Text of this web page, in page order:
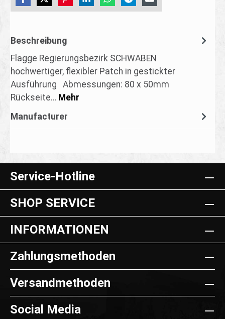
Beschreibung
Flagge Regierungsbezirk SCHWABEN
hochwertiger, flexibler Patch in gestickter
Ausführung Abmessungen: 80 x 50mm
Rückseite… Mehr
Manufacturer
Service-Hotline
SHOP SERVICE
INFORMATIONEN
Zahlungsmethoden
Versandmethoden
Social Media